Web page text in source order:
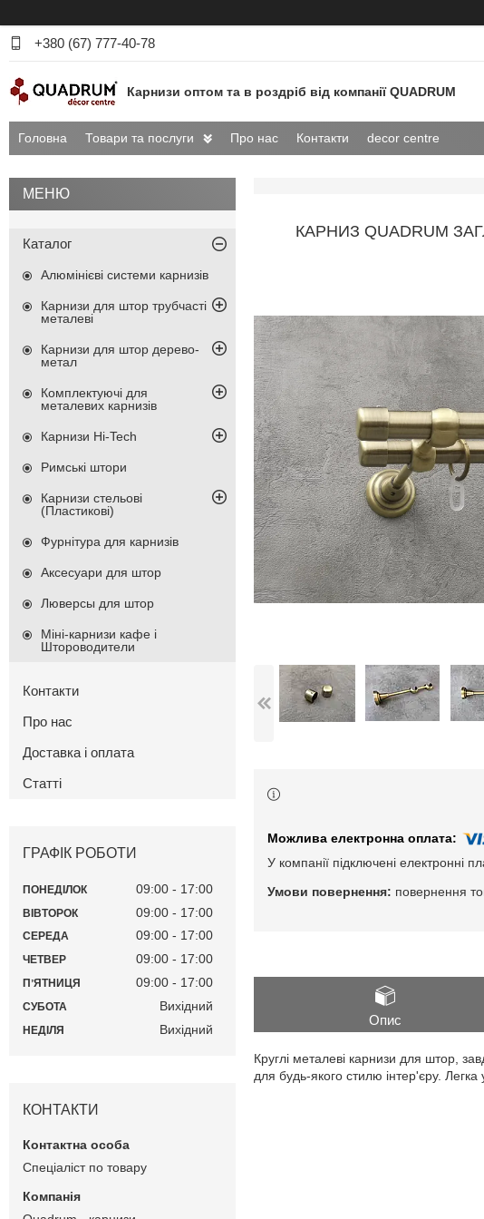
+380 (67) 777-40-78
Карнизи оптом та в роздріб від компанії QUADRUM
Головна Товари та послуги Про нас Контакти decor centre
КАРНИЗ QUADRUM
У компанії підключені електронні
повернення
Опис
Круглі металеві карнизи для штор,
для будь-якого стилю інтер'єру. Легка
Каталог
Алюмінієві системи карнизів
Карнизи для штор трубчасті
металеві
Карнизи для штор дерево-
метал
Комплектуючі для
металевих карнизів
Карнизи Hi-Tech
Римські штори
Карнизи стельові
(Пластикові)
Фурнітура для карнизів
Аксесуари для штор
Люверсы для штор
Міні-карнизи кафе і
Штороводители
Контакти
Про нас
Доставка і оплата
Статті
ГРАФІК РОБОТИ
ПОНЕДІЛОК 09:00 17:00
ВІВТОРОК 09:00 17:00
СЕРЕДА 09:00 17:00
ЧЕТВЕР 09:00 17:00
ПʼЯТНИЦЯ 09:00 17:00
СУБОТА Вихідний
НЕДІЛЯ Вихідний
КОНТАКТИ
Спеціаліст по товару